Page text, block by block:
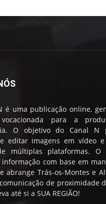
é uma publicação online,
para a
O objetivo do Canal N
editar imagens em vídeo e
múltiplas plataformas.
com base em
abrange Trás-os-Montes e
de proximidade
até si a SUA REGIÃO!